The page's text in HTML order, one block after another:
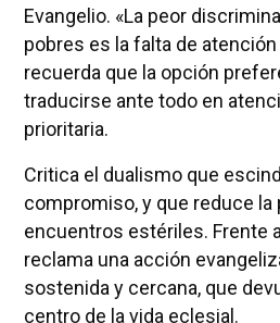
Evangelio. «La peor
pobres es la falta de
recuerda que la opción
traducirse ante todo en
prioritaria.
Critica el dualismo que
compromiso, y que reduce la
encuentros estériles. Frente
reclama una acción
sostenida y cercana, que
centro de la vida eclesial.